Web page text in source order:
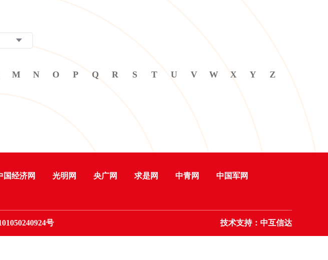
M N O P Q R S T U V W X Y Z
国经济网 光明网 央广网 求是网 中青网 中国军网
号 技术支持：中互信达